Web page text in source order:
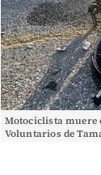
Motociclista muere
Voluntarios de